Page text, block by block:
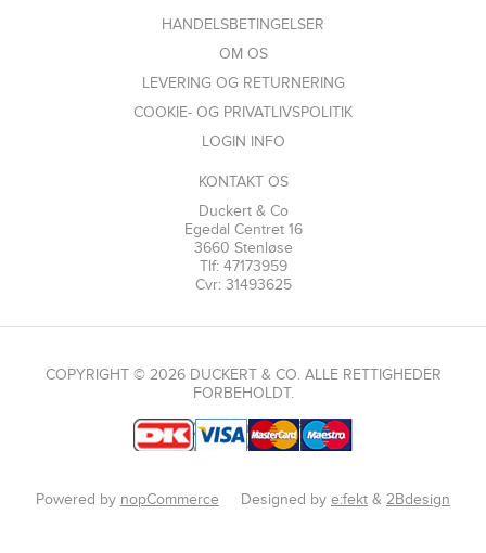
HANDELSBETINGELSER
OM OS
LEVERING OG RETURNERING
COOKIE- OG PRIVATLIVSPOLITIK
LOGIN INFO
KONTAKT OS
Duckert & Co
Egedal Centret 16
3660 Stenløse
Tlf: 47173959
Cvr: 31493625
COPYRIGHT © 2026 DUCKERT & CO. ALLE RETTIGHEDER
FORBEHOLDT.
Powered by nopCommerce Designed by e:fekt & 2Bdesign